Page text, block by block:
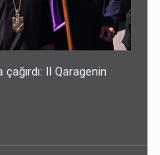
II Qaragenin